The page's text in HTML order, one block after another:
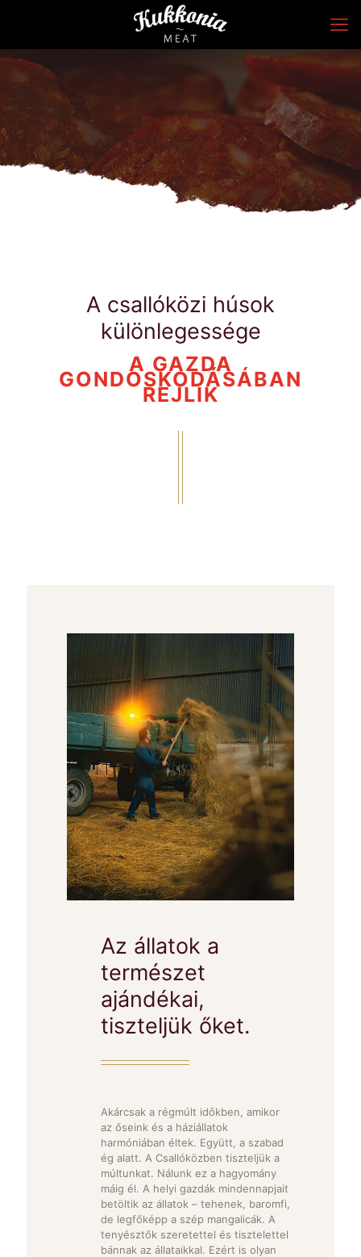
A csallóközi húsok
különlegessége
A GAZDA
GONDOSKODÁSÁBAN
REJLIK
Az állatok a
természet
ajándékai,
tiszteljük őket.
Akárcsak a régmúlt időkben, amikor
az őseink és a háziállatok
harmóniában éltek. Együtt, a szabad
ég alatt. A Csallóközben tiszteljük a
múltunkat. Nálunk ez a hagyomány
máig él. A helyi gazdák mindennapjait
betöltik az állatok – tehenek, baromfi,
de legfőképp a szép mangalicák. A
tenyésztők szeretettel és tisztelettel
bánnak az állataikkal. Ezért is olyan